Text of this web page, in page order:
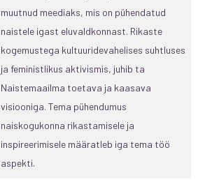
muutnud meediaks, mis on pühendatud
naistele igast eluvaldkonnast. Rikaste
kogemustega kultuuridevahelises suhtluses
ja feministlikus aktivismis, juhib ta
Naistemaailma toetava ja kaasava
visiooniga. Tema pühendumus
naiskogukonna rikastamisele ja
inspireerimisele määratleb iga tema töö
aspekti.